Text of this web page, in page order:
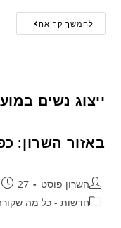
להמשך קריאה
ייצוג נשים
באזור השרון:
השרון פוסט
27 במרץ 2016
חדשות - כל מה שקורה